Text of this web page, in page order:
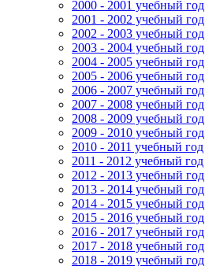
2000 - 2001 учебный год
2001 - 2002 учебный год
2002 - 2003 учебный год
2003 - 2004 учебный год
2004 - 2005 учебный год
2005 - 2006 учебный год
2006 - 2007 учебный год
2007 - 2008 учебный год
2008 - 2009 учебный год
2009 - 2010 учебный год
2010 - 2011 учебный год
2011 - 2012 учебный год
2012 - 2013 учебный год
2013 - 2014 учебный год
2014 - 2015 учебный год
2015 - 2016 учебный год
2016 - 2017 учебный год
2017 - 2018 учебный год
2018 - 2019 учебный год